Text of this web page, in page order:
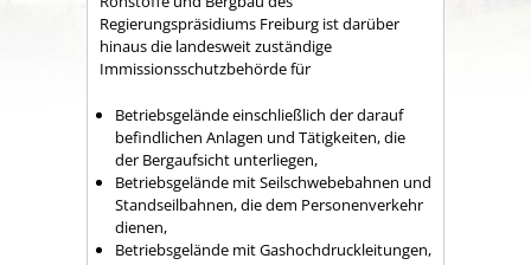
Regierungspräsidiums Freiburg ist darüber
hinaus die landesweit zuständige
Immissionsschutzbehörde für
Betriebsgelände einschließlich der darauf
befindlichen Anlagen und Tätigkeiten, die
der Bergaufsicht unterliegen,
Betriebsgelände mit Seilschwebebahnen und
Standseilbahnen, die dem Personenverkehr
dienen,
Betriebsgelände mit Gashochdruckleitungen,